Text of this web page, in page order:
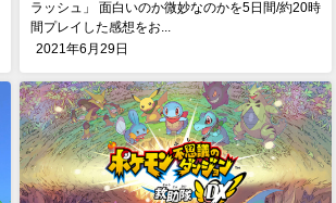
ラッシュ」 面白いのか微妙なのかを5日間/約20時
間プレイした感想をお...
2021年6月29日